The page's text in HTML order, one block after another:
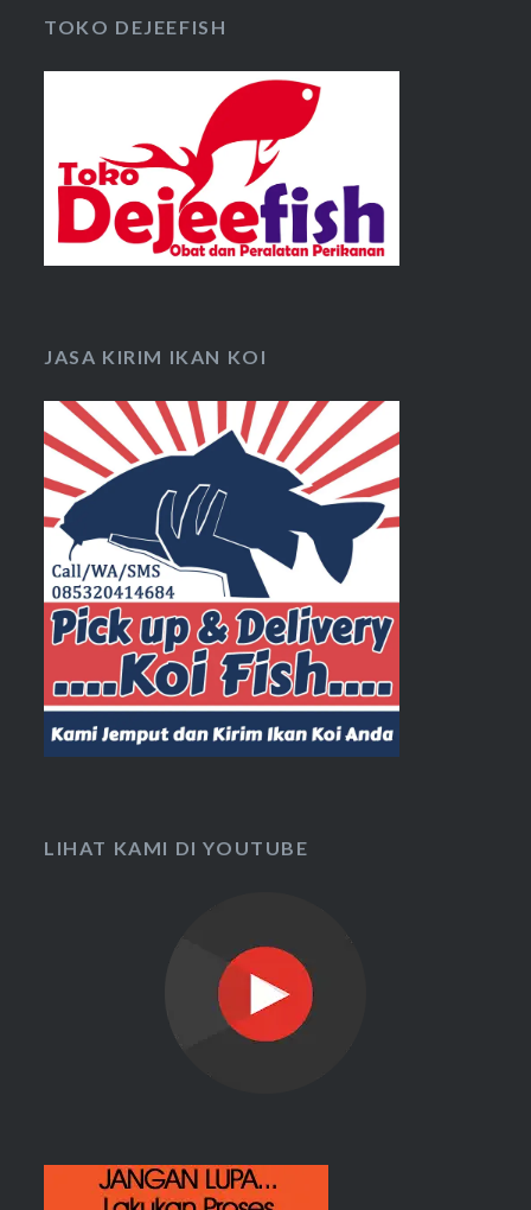
TOKO DEJEEFISH
JASA KIRIM IKAN KOI
LIHAT KAMI DI YOUTUBE